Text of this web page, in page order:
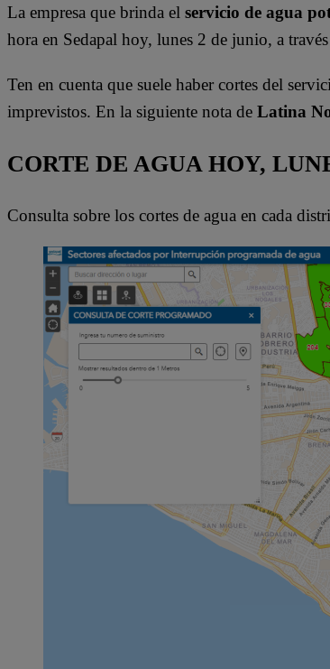
La empresa que brinda el servicio de agua
hora en Sedapal hoy, lunes 2 de junio, a
Ten en cuenta que suele haber cortes del
imprevistos. En la siguiente nota de Latina
CORTE DE AGUA HOY,
Consulta sobre los cortes de agua en cada